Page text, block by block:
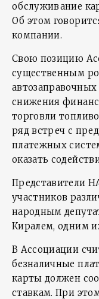
обслуживание
Об этом
компании.
Свою позицию
существенным
снижения
торговли
ряд встреч с
платежных
оказать
Представители
участников
народным
Киралем, одним
В Ассоциации
безналичные
карты должен
ставкам. При